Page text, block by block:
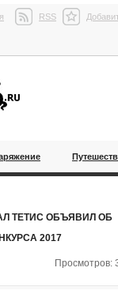
RSS
ТЕТИС ОБЪЯВИЛ ОБ
2017
Просмотров: